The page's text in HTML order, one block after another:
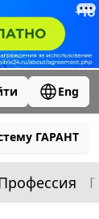
Eng
ГАРАНТ